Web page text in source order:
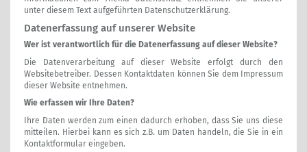
unter diesem Text aufgeführten Datenschutzerklärung.
Datenerfassung auf unserer Website
Wer ist verantwortlich für die Datenerfassung auf dieser Website?
Die Datenverarbeitung auf dieser Website erfolgt durch den
Websitebetreiber. Dessen Kontaktdaten können Sie dem Impressum
dieser Website entnehmen.
Wie erfassen wir Ihre Daten?
Ihre Daten werden zum einen dadurch erhoben, dass Sie uns diese
mitteilen. Hierbei kann es sich z.B. um Daten handeln, die Sie in ein
Kontaktformular eingeben.